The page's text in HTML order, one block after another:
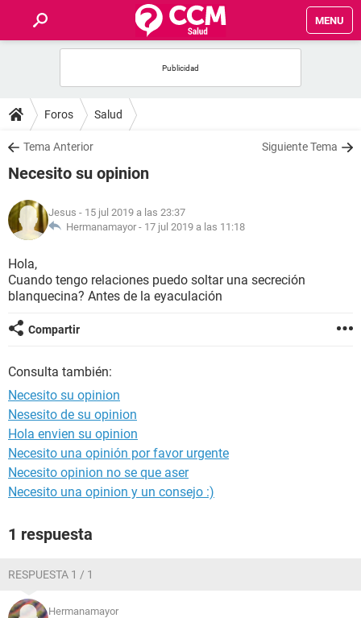
MENU
FOROS
SALUD
NUTRICIÓN
BIENESTAR
Foros Salud
Tema Anterior Siguiente Tema
Necesito su opinion
Jesus - 15 jul 2019 a las 23:37
Hermanamayor - 17 jul 2019 a las 11:18
Hola,
Cuando tengo relaciones puedo soltar una secreción
blanquecina? Antes de la eyaculación
Compartir
Consulta también:
Necesito su opinion
Nesesito de su opinion
Hola envien su opinion
Necesito una opinión por favor urgente
Necesito opinion no se que aser
Necesito una opinion y un consejo :)
1 respuesta
RESPUESTA 1 / 1
Hermanamayor